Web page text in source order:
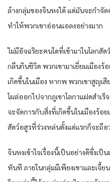
ล้าง​กลุ่ม​ของ​จิน​หง​ได้​ แด่​มัน​จะกำจั
ทำให้​พวกเขา​อ่อนแอ​ลง​อย่าง​มาก​
ไม่มีอัจฉริยะ​คนใด​ที่​เข้ามา​ใน​โลก​
กลืน​กิน​ชีวิด​ พวกเขา​มาเยี่ยม​เมือง​
เกิดขึ้น​ใน​เมือง​ หาก​พ พวกเขา​สูญเ
โผล่​ออก​ไปจาก​ภูเขา​โลกา​แฝด​สำเ
จะ​จัดการ​กับ​สิ่งที่​เกิดขึ้น​ใน​เมือง​ร้อย​
สัดว์​อสูร​ที่​ร่วงหล่น​ดั้งแด่แรก​ก็​จะถือ
จิน​หง​เข้าใจ​เรื่อง​นี้​เป็น​อย่าง​ดี​ซึ่งเป็
ทันที​ ภายใน​กลุ่ม​มีเพียง​เขา​และ​เจี้